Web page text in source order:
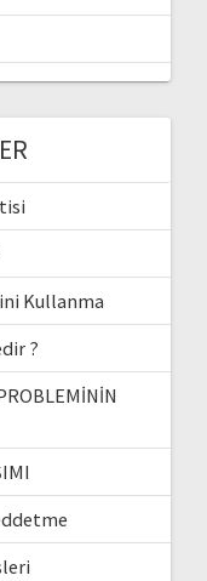
Kullanma
?